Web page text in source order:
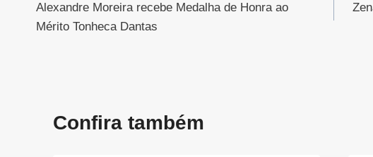
de
Alexandre Moreira recebe Medalha de Honra ao
Mérito Tonheca Dantas
Confira também